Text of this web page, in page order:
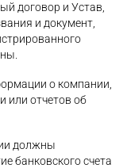
договор и Устав,
и документ,
о компании,
или отчетов об
должны
банковского счета